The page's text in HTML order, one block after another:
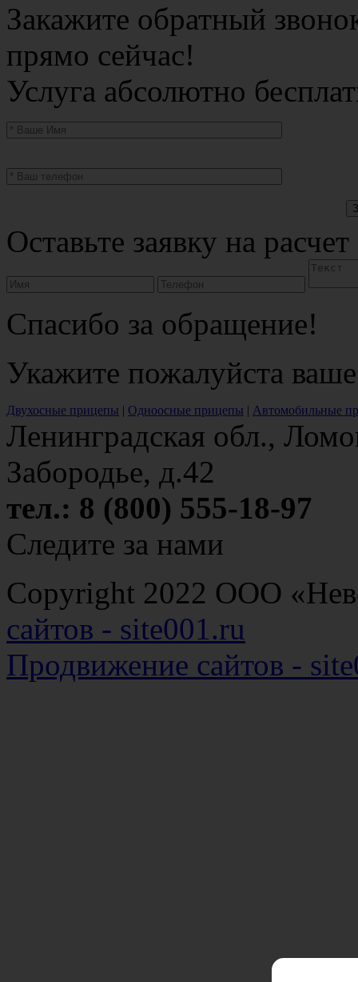
Закажите обратный
прямо сейчас!
Услуга абсолютно
Оставьте заявку на расчет
Спасибо за обращение!
Укажите пожалуйста
Двухосные прицепы | Одноосные прицепы | Автомобильные
Ленинградская обл.,
Забородье, д.42
тел.: 8 (800) 555-18-97
Следите за нами
Copyright 2022 ООО
сайтов - site001.ru
Продвижение сайтов -